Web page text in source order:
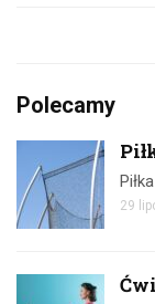
Polecamy
29